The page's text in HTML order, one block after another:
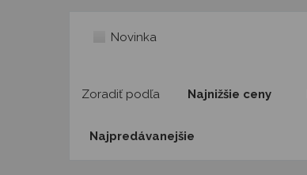
Novinka
Zoradiť podľa Najnižšie ceny
Najpredávanejšie